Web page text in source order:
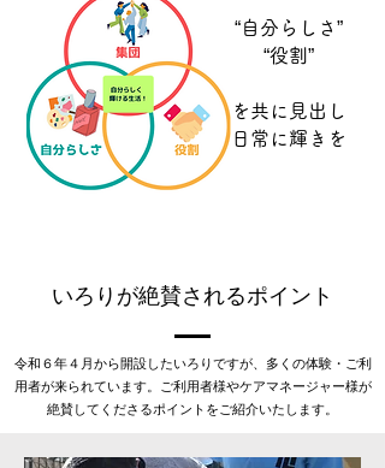
“自分らしさ”
“役割”
を共に見出し
日常に輝きを
いろりが絶賛されるポイント
令和６年４月から開設したいろりですが、多くの体験・ご利
用者が来られています。ご利用者様やケアマネージャー様が
絶賛してくださるポイントをご紹介いたします。